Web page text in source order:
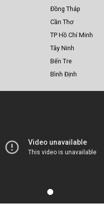
Đồng Tháp
Cần Thơ
TP Hồ Chí Minh
Tây Ninh
Bến Tre
Bình Định